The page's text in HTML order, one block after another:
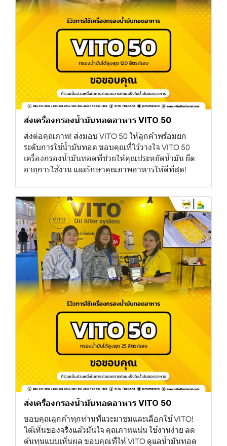
ส่งเครื่องกรองน้ำมันทอดอาหาร VITO 50
ส่งต่อคุณภาพ! ส่งมอบ VITO 50 ให้ลูกค้าพร้อมยก
ระดับการใช้น้ำมันทอด ขอบคุณที่ไว้วางใจ VITO 50
เครื่องกรองน้ำมันทอดที่ช่วยให้คุณประหยัดน้ำมัน ยืด
อายุการใช้งาน และรักษาคุณภาพอาหารให้ดีที่สุด!
ส่งเครื่องกรองน้ำมันทอดอาหาร VITO 50
ขอบคุณลูกค้าทุกท่านที่แวะมาชมและเลือกใช้ VITO!
ได้เห็นของจริงแล้วมั่นใจ คุณภาพแน่น ใช้งานง่าย ลด
ต้นทุนแบบเห็นผล ขอบคุณที่ให้ VITO ดูแลน้ำมันทอด